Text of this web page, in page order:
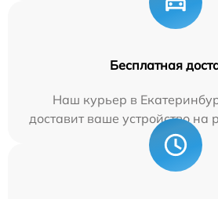
Бесплатная
Наш курьер в
доставит ваше устройство на